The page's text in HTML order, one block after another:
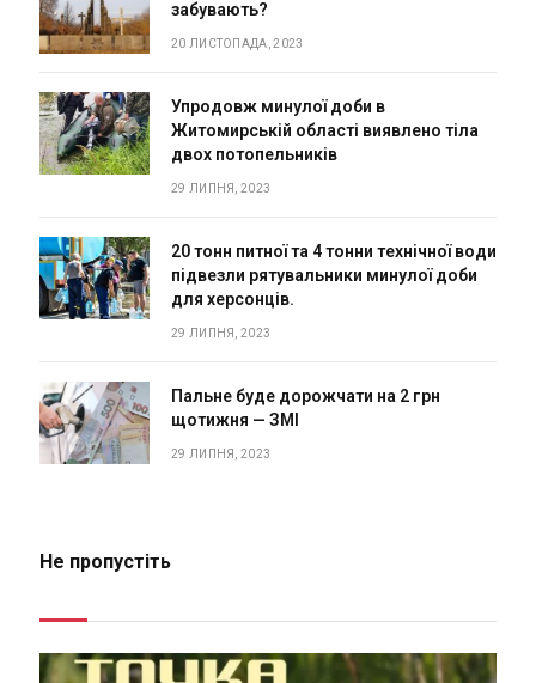
забувають?
20 ЛИСТОПАДА, 2023
Упродовж минулої доби в
Житомирській області виявлено тіла
двох потопельників
29 ЛИПНЯ, 2023
20 тонн питної та 4 тонни технічної води
підвезли рятувальники минулої доби
для херсонців.
29 ЛИПНЯ, 2023
Пальне буде дорожчати на 2 грн
щотижня — ЗМІ
29 ЛИПНЯ, 2023
Не пропустіть